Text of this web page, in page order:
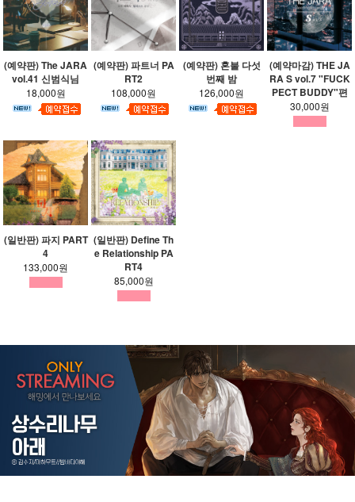
(예약판) The JARA
vol.41 신범식님
18,000원
(예약판) 파트너 PA
RT2
108,000원
(예약판) 혼불 다섯
번째 밤
126,000원
(예약마감) THE JA
RA S vol.7 "FUCK
PECT BUDDY"편
30,000원
(일반판) 파지 PART
4
133,000원
(일반판) Define Th
e Relationship PA
RT4
85,000원
Next